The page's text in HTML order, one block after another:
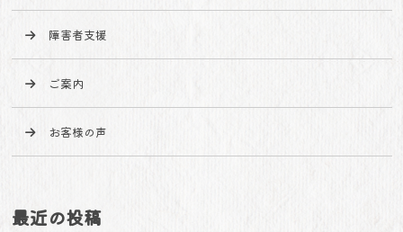
障害者支援
ご案内
お客様の声
最近の投稿